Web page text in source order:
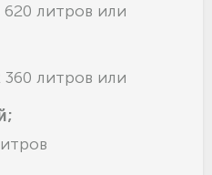
литров или
литров или